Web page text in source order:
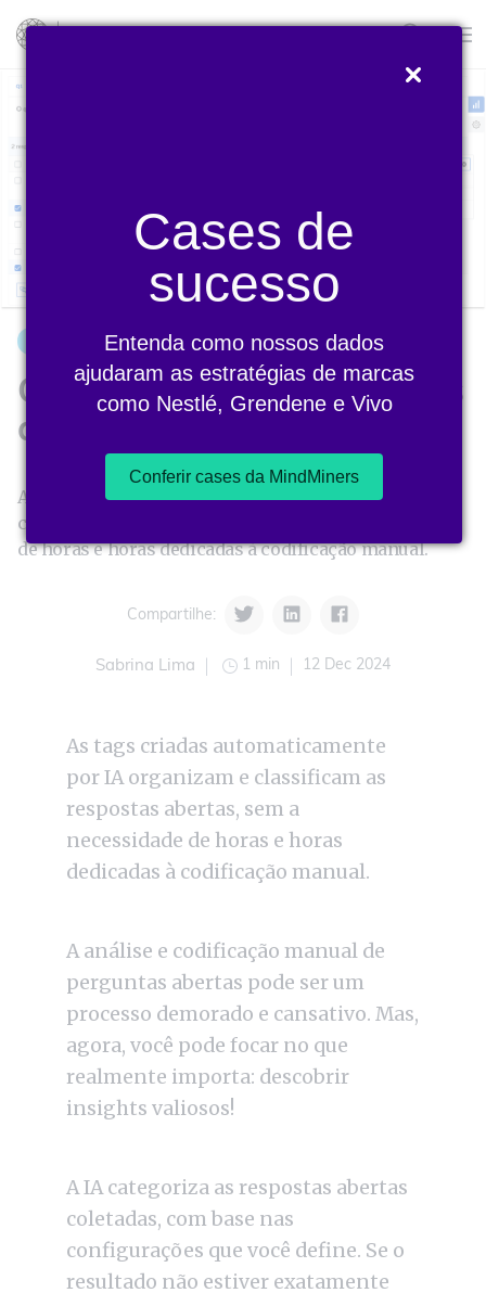
Cases de
sucesso
Entenda como nossos dados
ajudaram as estratégias de marcas
como Nestlé, Grendene e Vivo
Conferir cases da MindMiners
NOVIDADES
Classificação de respostas
abertas por IA
As tags criadas automaticamente por IA organizam e
classificam as respostas abertas, sem a necessidade
de horas e horas dedicadas à codificação manual.
Compartilhe:
Sabrina Lima 1 min 12 Dec 2024
As tags criadas automaticamente
por IA organizam e classificam as
respostas abertas, sem a
necessidade de horas e horas
dedicadas à codificação manual.
A análise e codificação manual de
perguntas abertas pode ser um
processo demorado e cansativo. Mas,
agora, você pode focar no que
realmente importa: descobrir
insights valiosos!
A IA categoriza as respostas abertas
coletadas, com base nas
configurações que você define. Se o
resultado não estiver exatamente